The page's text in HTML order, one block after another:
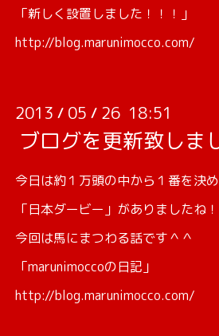
「新しく設置しました！！！」
http://blog.marunimocco.com/
2013 / 05 / 26 18:51
ブログを更新致しま
今日は約１万頭の中から１番を決
「日本ダービー」がありましたね！
今回は馬にまつわる話です＾＾
「marunimoccoの日記」
http://blog.marunimocco.com/